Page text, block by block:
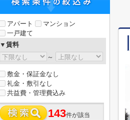
アパート
マンション
一戸建て
▼賃料
～
敷金・保証金なし
礼金・敷引なし
共益費・管理費込み
143件が該当